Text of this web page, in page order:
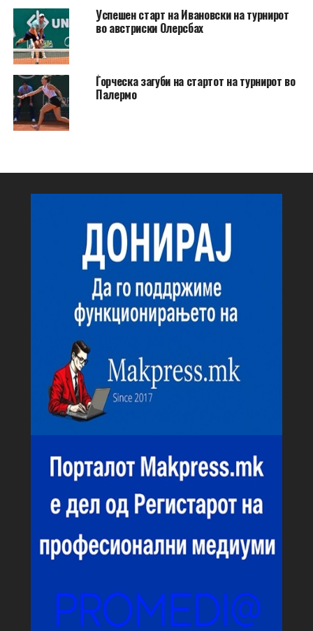
Успешен старт на Ивановски на турнирот
во австриски Олерсбах
Ѓорческа загуби на стартот на турнирот во
Палермо